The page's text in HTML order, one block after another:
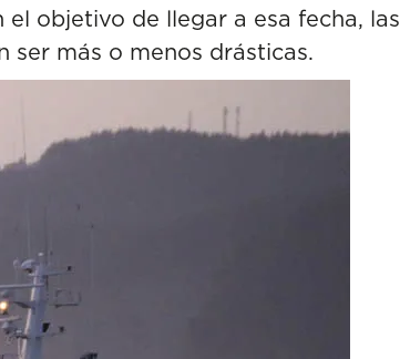
objetivo de llegar a esa fecha, las
ser más o menos drásticas.